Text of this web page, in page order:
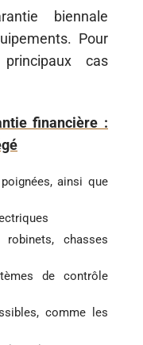
biennale
Pour
cas
financière :
ainsi que
chasses
de contrôle
comme les